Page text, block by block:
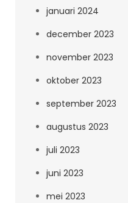
januari 2024
december 2023
november 2023
oktober 2023
september 2023
augustus 2023
juli 2023
juni 2023
mei 2023